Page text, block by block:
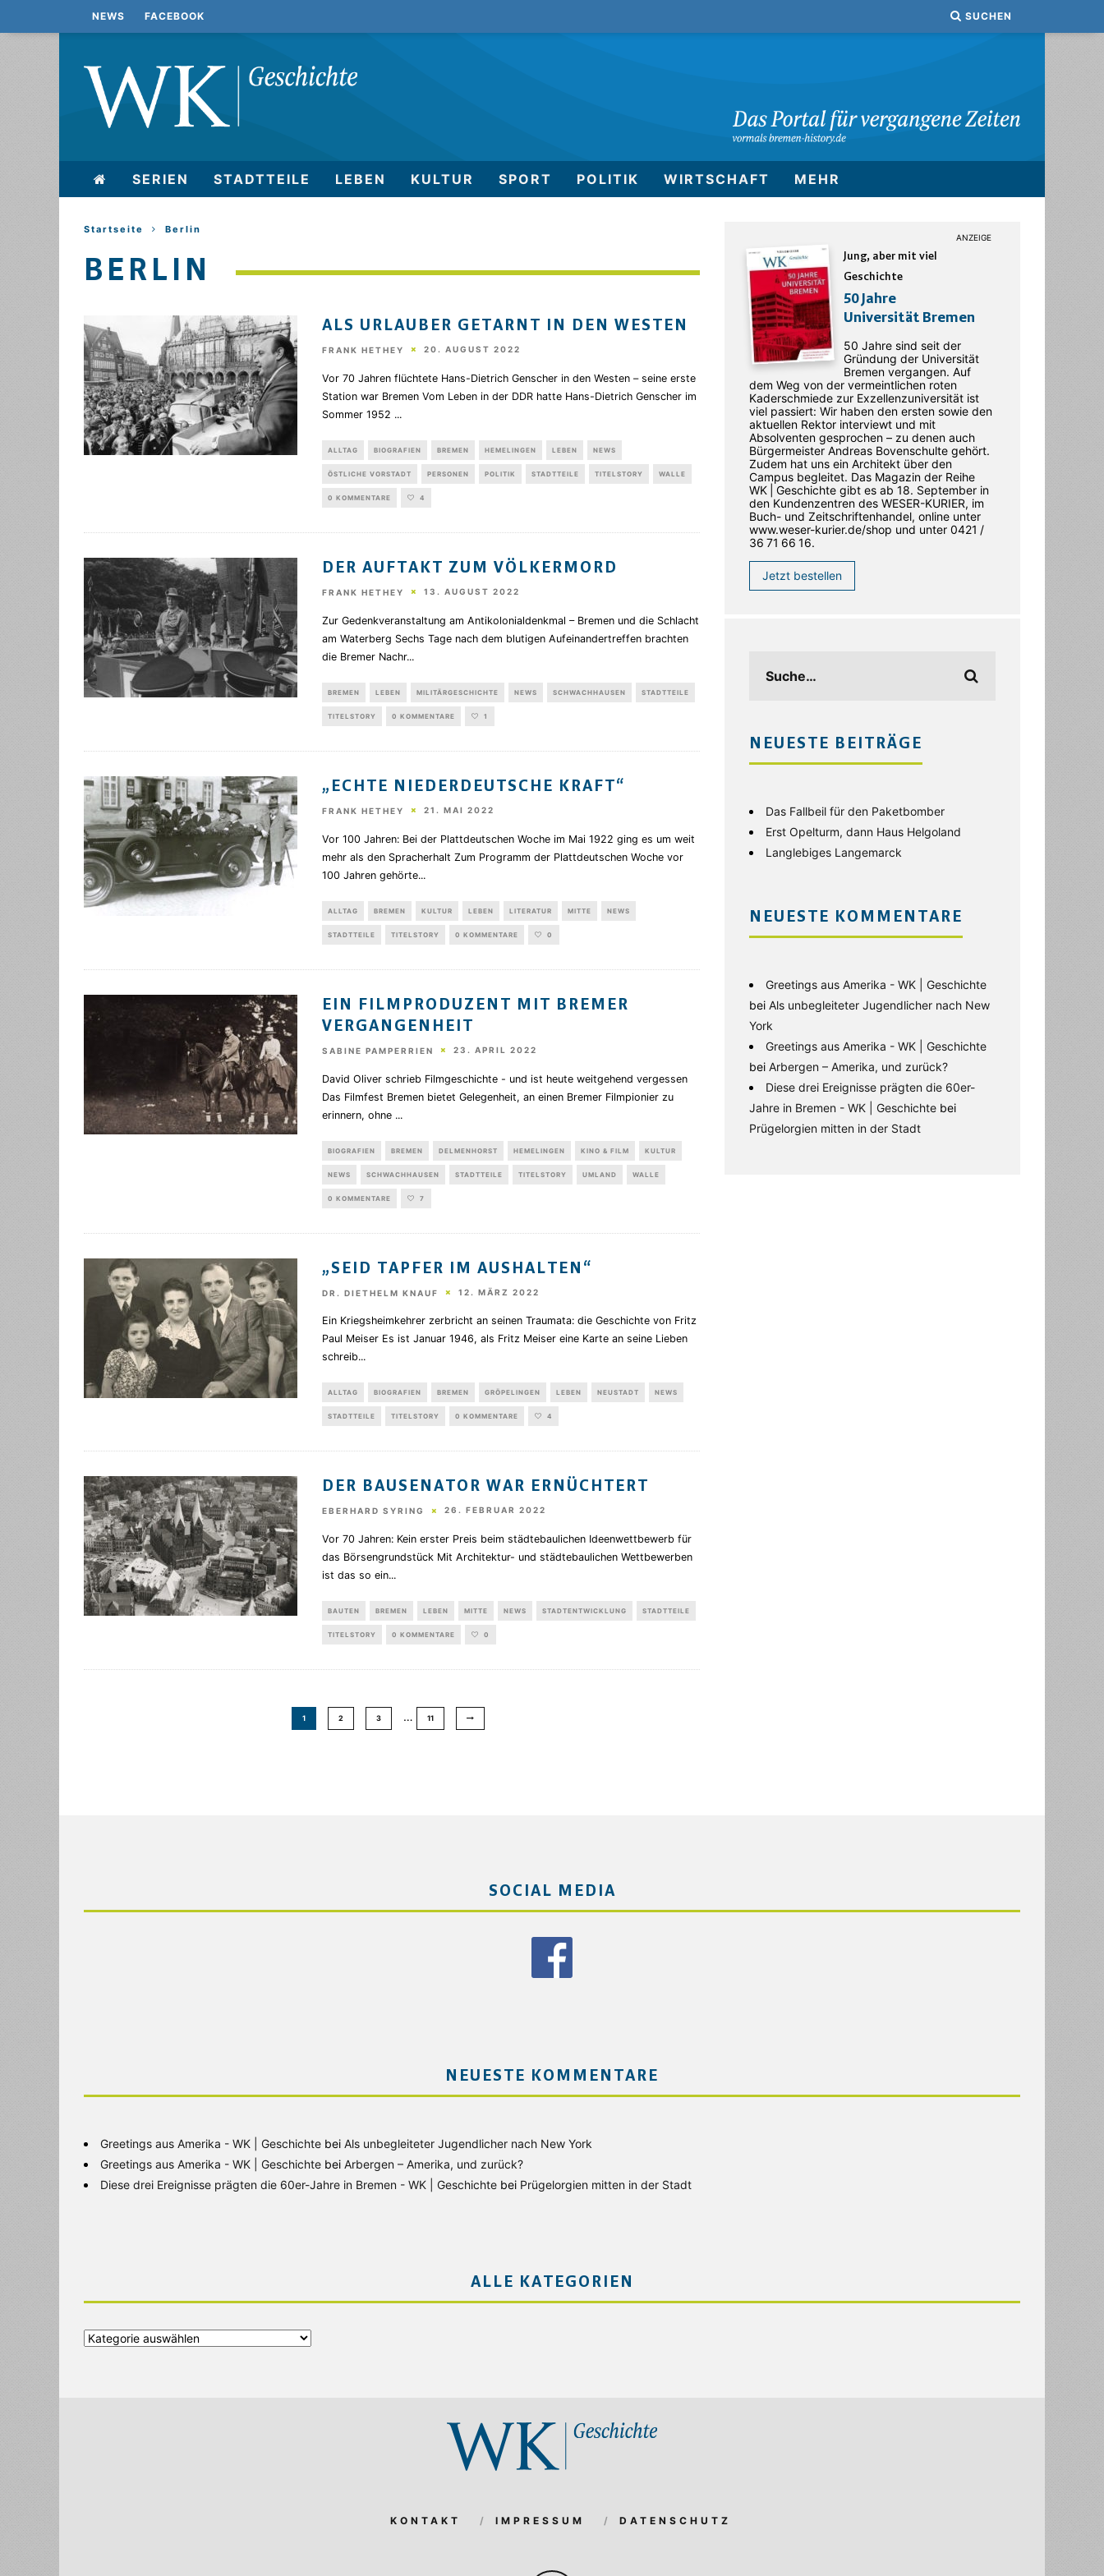
NEWS FACEBOOK SUCHEN
SERIEN STADTTEILE LEBEN KULTUR SPORT POLITIK WIRTSCHAFT MEHR
Startseite Berlin
BERLIN
ALS URLAUBER GETARNT IN DEN WESTEN
FRANK HETHEY 20. AUGUST 2022
Vor 70 Jahren flüchtete Hans-Dietrich Genscher in den Westen – seine erste
Station war Bremen Vom Leben in der DDR hatte Hans-Dietrich Genscher im
Sommer 1952 ...
ALLTAG BIOGRAFIEN BREMEN HEMELINGEN LEBEN NEWS
ÖSTLICHE VORSTADT PERSONEN POLITIK STADTTEILE TITELSTORY WALLE
0 KOMMENTARE 4
DER AUFTAKT ZUM VÖLKERMORD
FRANK HETHEY 13. AUGUST 2022
Zur Gedenkveranstaltung am Antikolonialdenkmal – Bremen und die Schlacht
am Waterberg Sechs Tage nach dem blutigen Aufeinandertreffen brachten
die Bremer Nachr...
BREMEN LEBEN MILITÄRGESCHICHTE NEWS SCHWACHHAUSEN STADTTEILE
TITELSTORY 0 KOMMENTARE 1
„ECHTE NIEDERDEUTSCHE KRAFT“
FRANK HETHEY 21. MAI 2022
Vor 100 Jahren: Bei der Plattdeutschen Woche im Mai 1922 ging es um weit
mehr als den Spracherhalt Zum Programm der Plattdeutschen Woche vor
100 Jahren gehörte...
ALLTAG BREMEN KULTUR LEBEN LITERATUR MITTE NEWS
STADTTEILE TITELSTORY 0 KOMMENTARE 0
EIN FILMPRODUZENT MIT BREMER
VERGANGENHEIT
SABINE PAMPERRIEN 23. APRIL 2022
David Oliver schrieb Filmgeschichte - und ist heute weitgehend vergessen
Das Filmfest Bremen bietet Gelegenheit, an einen Bremer Filmpionier zu
erinnern, ohne ...
BIOGRAFIEN BREMEN DELMENHORST HEMELINGEN KINO & FILM KULTUR
NEWS SCHWACHHAUSEN STADTTEILE TITELSTORY UMLAND WALLE
0 KOMMENTARE 7
„SEID TAPFER IM AUSHALTEN“
DR. DIETHELM KNAUF 12. MÄRZ 2022
Ein Kriegsheimkehrer zerbricht an seinen Traumata: die Geschichte von Fritz
Paul Meiser Es ist Januar 1946, als Fritz Meiser eine Karte an seine Lieben
schreib...
ALLTAG BIOGRAFIEN BREMEN GRÖPELINGEN LEBEN NEUSTADT NEWS
STADTTEILE TITELSTORY 0 KOMMENTARE 4
DER BAUSENATOR WAR ERNÜCHTERT
EBERHARD SYRING 26. FEBRUAR 2022
Vor 70 Jahren: Kein erster Preis beim städtebaulichen Ideenwettbewerb für
das Börsengrundstück Mit Architektur- und städtebaulichen Wettbewerben
ist das so ein...
BAUTEN BREMEN LEBEN MITTE NEWS STADTENTWICKLUNG STADTTEILE
TITELSTORY 0 KOMMENTARE 0
1 2 3 … 11
Jung, aber mit viel
Geschichte
50 Jahre
Universität Bremen
50 Jahre sind seit der
Gründung der Universität
Bremen vergangen. Auf
dem Weg von der vermeintlichen roten
Kaderschmiede zur Exzellenzuniversität ist
viel passiert: Wir haben den ersten sowie den
aktuellen Rektor interviewt und mit
Absolventen gesprochen – zu denen auch
Bürgermeister Andreas Bovenschulte gehört.
Zudem hat uns ein Architekt über den
Campus begleitet. Das Magazin der Reihe
WK | Geschichte gibt es ab 18. September in
den ­Kundenzentren des WESER-­KURIER, im
Buch- und Zeitschriftenhandel, online unter
www.weser-kurier.de/shop und unter 0421 /
36 71 66 16.
Jetzt bestellen
NEUESTE BEITRÄGE
Das Fallbeil für den Paketbomber
Erst Opelturm, dann Haus Helgoland
Langlebiges Langemarck
NEUESTE KOMMENTARE
Greetings aus Amerika - WK | Geschichte
bei Als unbegleiteter Jugendlicher nach New
York
Greetings aus Amerika - WK | Geschichte
bei Arbergen – Amerika, und zurück?
Diese drei Ereignisse prägten die 60er-
Jahre in Bremen - WK | Geschichte bei
Prügelorgien mitten in der Stadt
SOCIAL MEDIA
NEUESTE KOMMENTARE
Greetings aus Amerika - WK | Geschichte bei Als unbegleiteter Jugendlicher nach New York
Greetings aus Amerika - WK | Geschichte bei Arbergen – Amerika, und zurück?
Diese drei Ereignisse prägten die 60er-Jahre in Bremen - WK | Geschichte bei Prügelorgien mitten in der Stadt
ALLE KATEGORIEN
Alle
KONTAKT IMPRESSUM DATENSCHUTZ